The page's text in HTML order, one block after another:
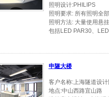
照明设计:PHILIPS
照明要求: 所有照明全
照明方法: 大量使用悬
包括LED PAR30、
申隧大楼
客户名称:上海隧道设计
地点:中山西路宜山路